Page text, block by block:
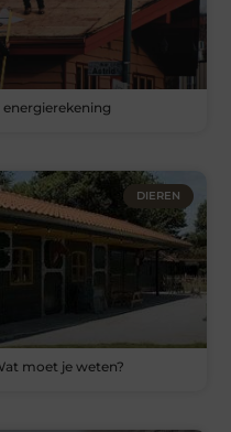
DIEREN
moet je weten?